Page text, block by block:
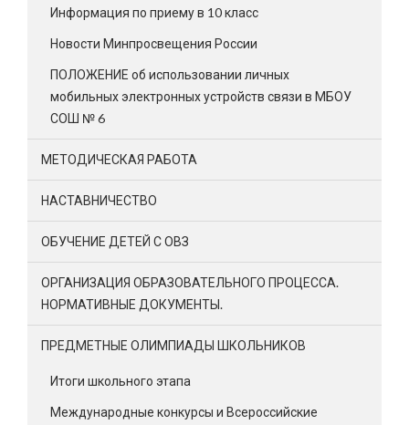
Информация по приему в 10 класс
Новости Минпросвещения России
ПОЛОЖЕНИЕ об использовании личных
мобильных электронных устройств связи в МБОУ
СОШ № 6
МЕТОДИЧЕСКАЯ РАБОТА
НАСТАВНИЧЕСТВО
ОБУЧЕНИЕ ДЕТЕЙ С ОВЗ
ОРГАНИЗАЦИЯ ОБРАЗОВАТЕЛЬНОГО ПРОЦЕССА.
НОРМАТИВНЫЕ ДОКУМЕНТЫ.
ПРЕДМЕТНЫЕ ОЛИМПИАДЫ ШКОЛЬНИКОВ
Итоги школьного этапа
Международные конкурсы и Всероссийские